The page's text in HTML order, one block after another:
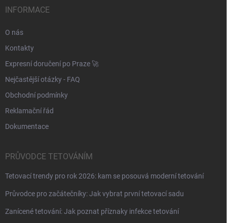
INFORMACE
O nás
Kontakty
Expresní doručení po Praze 🚀
Nejčastější otázky - FAQ
Obchodní podmínky
Reklamační řád
Dokumentace
PRŮVODCE TETOVÁNÍM
Tetovací trendy pro rok 2026: kam se posouvá moderní tetování
Průvodce pro začátečníky: Jak vybrat první tetovací sadu
Zanícené tetování: Jak poznat příznaky infekce tetování